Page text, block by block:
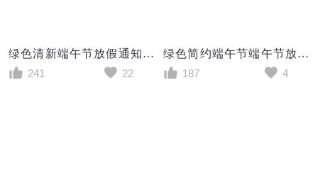
绿色清新端午节放假通知宣传海报设计
241
22
绿色简约端午节端午节放假通知手机文案海报
187
4